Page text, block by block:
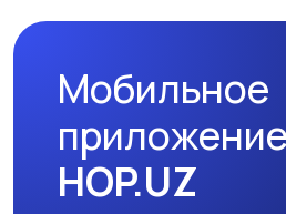
Мобильное
приложение
HOP.UZ